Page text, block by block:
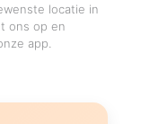
locatie in
ons op en
app.